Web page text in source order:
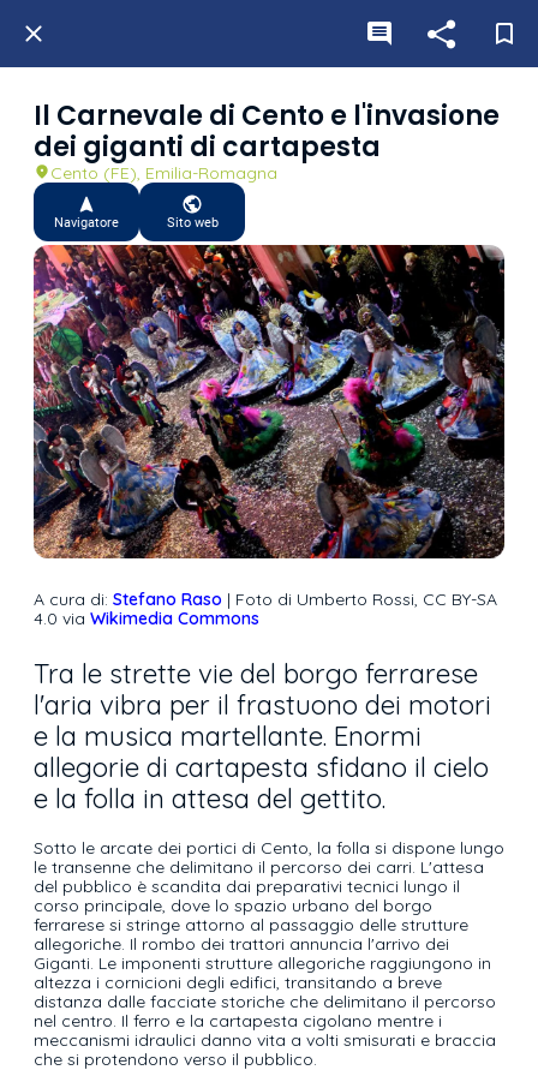
Il Carnevale di Cento e l'invasione
dei giganti di cartapesta
Cento (FE), Emilia-Romagna
Navigatore Sito web
A cura di: Stefano Raso | Foto di Umberto Rossi, CC BY-SA
4.0 via Wikimedia Commons
Tra le strette vie del borgo ferrarese
l'aria vibra per il frastuono dei motori
e la musica martellante. Enormi
allegorie di cartapesta sfidano il cielo
e la folla in attesa del gettito.
Sotto le arcate dei portici di Cento, la folla si dispone lungo
le transenne che delimitano il percorso dei carri. L'attesa
del pubblico è scandita dai preparativi tecnici lungo il
corso principale, dove lo spazio urbano del borgo
ferrarese si stringe attorno al passaggio delle strutture
allegoriche. Il rombo dei trattori annuncia l'arrivo dei
Giganti. Le imponenti strutture allegoriche raggiungono in
altezza i cornicioni degli edifici, transitando a breve
distanza dalle facciate storiche che delimitano il percorso
nel centro. Il ferro e la cartapesta cigolano mentre i
meccanismi idraulici danno vita a volti smisurati e braccia
che si protendono verso il pubblico.